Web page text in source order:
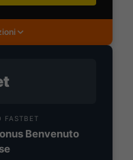
FASTBET
Benvenuto